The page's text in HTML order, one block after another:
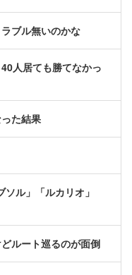
ブル無いのかな
人居ても勝てなかっ
た結果
ル」「ルカリオ」
ルート巡るのが面倒